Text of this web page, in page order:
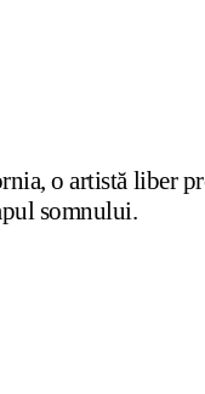
o artistă liber
somnului.